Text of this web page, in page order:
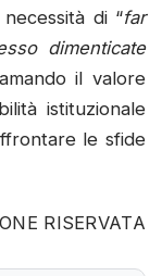
di “far
dimenticate
il valore
istituzionale
le sfide
RISERVATA